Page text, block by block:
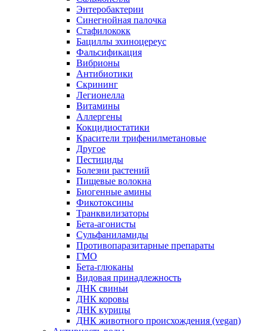
Энтеробактерии
Синегнойная палочка
Стафилококк
Бациллы эхиноцереус
Фальсификация
Вибрионы
Антибиотики
Скрининг
Легионелла
Витамины
Аллергены
Кокцидиостатики
Красители трифенилметановые
Другое
Пестициды
Болезни растений
Пищевые волокна
Биогенные амины
Фикотоксины
Транквилизаторы
Бета-агонисты
Сульфаниламиды
Противопаразитарные препараты
ГМО
Бета-глюканы
Видовая принадлежность
ДНК свиньи
ДНК коровы
ДНК курицы
ДНК животного происхождения (vegan)